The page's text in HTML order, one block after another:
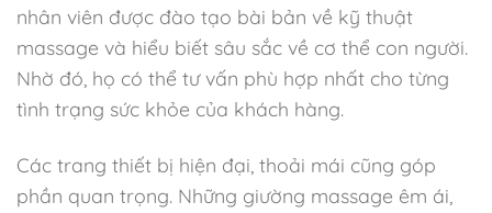
nhân viên được đào tạo bài bản về kỹ thuật
massage và hiểu biết sâu sắc về cơ thể con người.
Nhờ đó, họ có thể tư vấn phù hợp nhất cho từng
tình trạng sức khỏe của khách hàng.
Các trang thiết bị hiện đại, thoải mái cũng góp
phần quan trọng. Những giường massage êm ái,